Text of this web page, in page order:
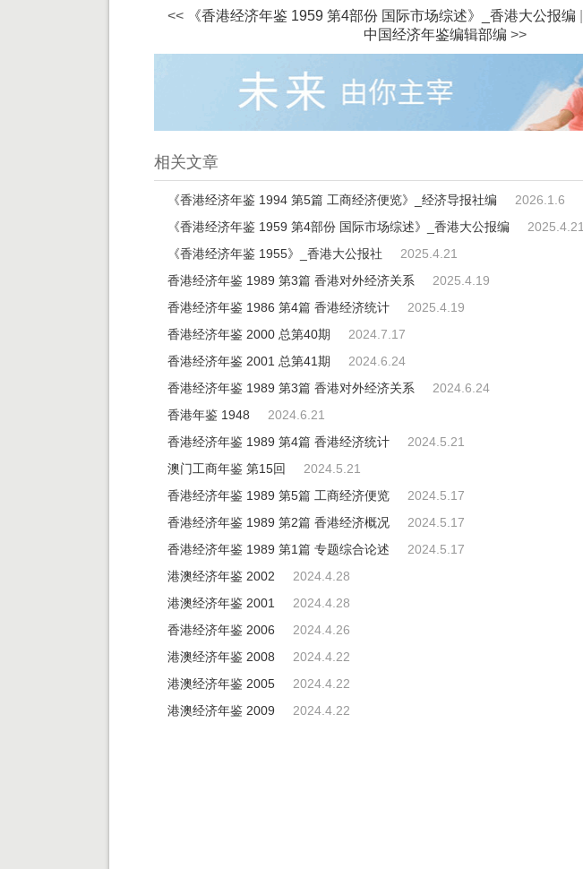
<< 《香港经济年鉴 1959 第4部份 国际市场综述》_香港大公报编
中国经济年鉴编辑部编 >>
相关文章
《香港经济年鉴 1994 第5篇 工商经济便览》_经济导报社编
2026.1.6
《香港经济年鉴 1959 第4部份 国际市场综述》_香港大公报编
2025.4.21
《香港经济年鉴 1955》_香港大公报社
2025.4.21
香港经济年鉴 1989 第3篇 香港对外经济关系
2025.4.19
香港经济年鉴 1986 第4篇 香港经济统计
2025.4.19
香港经济年鉴 2000 总第40期
2024.7.17
香港经济年鉴 2001 总第41期
2024.6.24
香港经济年鉴 1989 第3篇 香港对外经济关系
2024.6.24
香港年鉴 1948
2024.6.21
香港经济年鉴 1989 第4篇 香港经济统计
2024.5.21
澳门工商年鉴 第15回
2024.5.21
香港经济年鉴 1989 第5篇 工商经济便览
2024.5.17
香港经济年鉴 1989 第2篇 香港经济概况
2024.5.17
香港经济年鉴 1989 第1篇 专题综合论述
2024.5.17
港澳经济年鉴 2002
2024.4.28
港澳经济年鉴 2001
2024.4.28
香港经济年鉴 2006
2024.4.26
港澳经济年鉴 2008
2024.4.22
港澳经济年鉴 2005
2024.4.22
港澳经济年鉴 2009
2024.4.22